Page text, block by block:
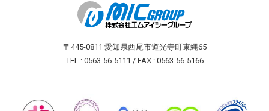
〒445-0811 愛知県西尾市道光寺町東縄65
TEL : 0563-56-5111 / FAX : 0563-56-5166